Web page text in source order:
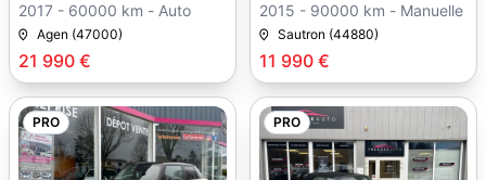
21 990 €
2017 - 60000 km - Auto
Agen (47000)
11 990 €
2015 - 90000 km - Manuelle
Sautron (44880)
PRO PRO